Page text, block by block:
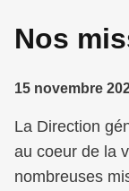
Nos
15 novembre
La Direction
au coeur de la
nombreuses